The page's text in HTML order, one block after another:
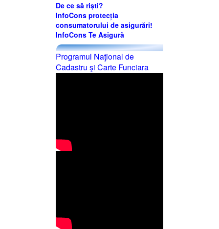
De ce să riști?
InfoCons protecția
consumatorului de asigurări!
InfoCons Te Asigură
Programul Naţional de
Cadastru şi Carte Funciara